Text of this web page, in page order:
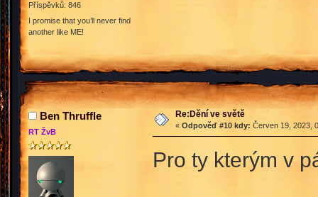
Příspěvků: 846
I promise that you’ll never find
another like ME!
Ben Thruffle
RT ŽvB
Re:Dění ve světě
« Odpověď #10 kdy: Červen 19, 2023,
Pro ty kterým v